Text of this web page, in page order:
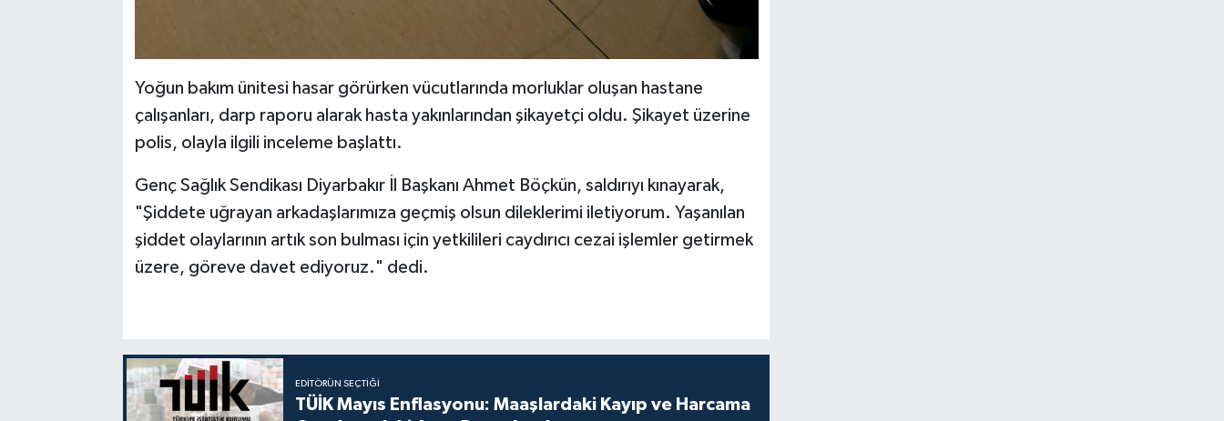
Yoğun bakım ünitesi hasar görürken vücutlarında morluklar oluşan hastane
çalışanları, darp raporu alarak hasta yakınlarından şikayetçi oldu. Şikayet üzerine
polis, olayla ilgili inceleme başlattı.
Genç Sağlık Sendikası Diyarbakır İl Başkanı Ahmet Böçkün, saldırıyı kınayarak,
"Şiddete uğrayan arkadaşlarımıza geçmiş olsun dileklerimi iletiyorum. Yaşanılan
şiddet olaylarının artık son bulması için yetkilileri caydırıcı cezai işlemler getirmek
üzere, göreve davet ediyoruz." dedi.
EDITÖRÜN SEÇTIĞI
TÜİK Mayıs Enflasyonu: Maaşlardaki Kayıp ve Harcama